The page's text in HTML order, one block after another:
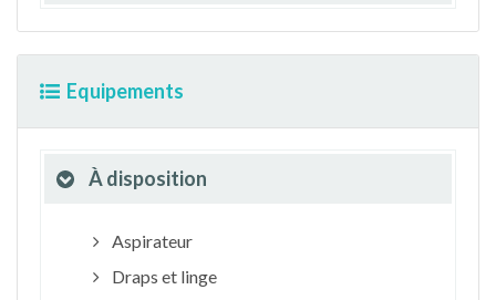
Equipements
À disposition
Aspirateur
Draps et linge